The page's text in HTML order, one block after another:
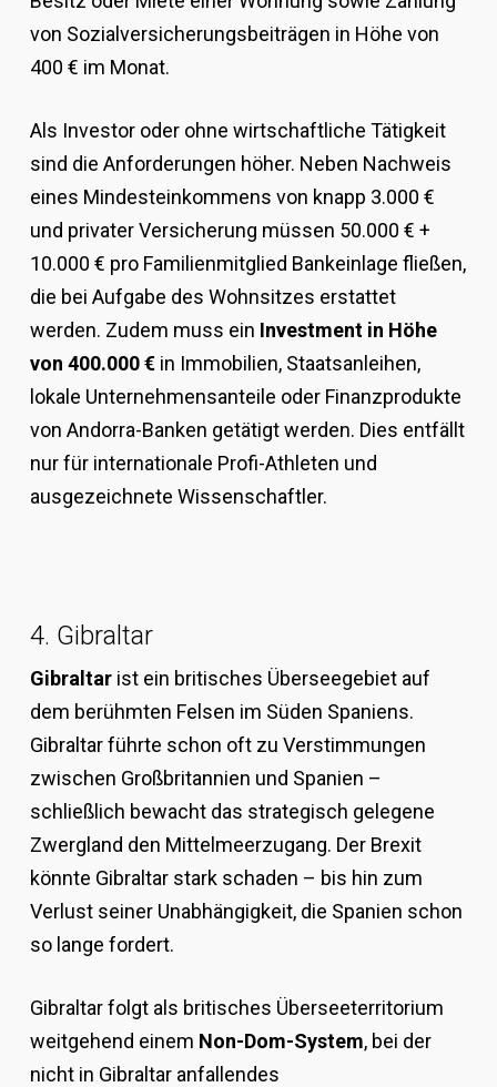
von Sozialversicherungsbeiträgen in Höhe von
400 € im Monat.
Als Investor oder ohne wirtschaftliche Tätigkeit
sind die Anforderungen höher. Neben Nachweis
eines Mindesteinkommens von knapp 3.000 €
und privater Versicherung müssen 50.000 € +
10.000 € pro Familienmitglied Bankeinlage fließen,
die bei Aufgabe des Wohnsitzes erstattet
werden. Zudem muss ein Investment in Höhe
von 400.000 €in Immobilien, Staatsanleihen,
lokale Unternehmensanteile oder Finanzprodukte
von Andorra-Banken getätigt werden. Dies entfällt
nur für internationale Profi-Athleten und
ausgezeichnete Wissenschaftler.
4. Gibraltar
Gibraltarist ein britisches Überseegebiet auf
dem berühmten Felsen im Süden Spaniens.
Gibraltar führte schon oft zu Verstimmungen
zwischen Großbritannien und Spanien –
schließlich bewacht das strategisch gelegene
Zwergland den Mittelmeerzugang. Der Brexit
könnte Gibraltar stark schaden – bis hin zum
Verlust seiner Unabhängigkeit, die Spanien schon
so lange fordert.
Gibraltar folgt als britisches Überseeterritorium
weitgehend einem Non-Dom-System, bei der
nicht in Gibraltar anfallendes